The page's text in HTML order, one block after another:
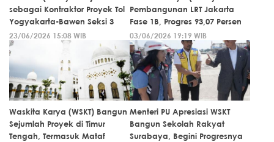
sebagai Kontraktor Proyek Tol
Yogyakarta-Bawen Seksi 3
23/06/2026 15:08 WIB
Pembangunan LRT Jakarta
Fase 1B, Progres 93,07 Persen
03/06/2026 19:19 WIB
Waskita Karya (WSKT) Bangun
Sejumlah Proyek di Timur
Tengah, Termasuk Mataf
Menteri PU Apresiasi WSKT
Bangun Sekolah Rakyat
Surabaya, Begini Progresnya